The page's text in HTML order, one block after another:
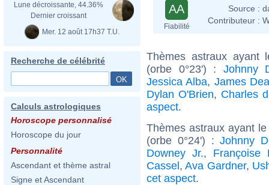
Lune décroissante, 44.36%
Dernier croissant
Mer. 12 août 17h37 T.U.
Recherche de célébrité
Calculs astrologiques
Horoscope personnalisé
Horoscope du jour
Personnalité
Ascendant et thème astral
Signe et Ascendant
AA
Fiabilité
Source :
Contributeur :
Thèmes astraux ayant
(orbe 0°23') : Johnny
Jessica Alba, James
Dylan O'Brien, Charles
aspect.
Thèmes astraux ayant
(orbe 0°24') :Johnny
Downey Jr., Françoise
Cassel,Ava Gardner,
cet aspect.